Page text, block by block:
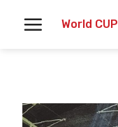
World CUP